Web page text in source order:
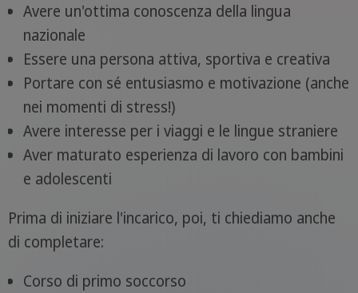
Avere un'ottima conoscenza della lingua
nazionale
Essere una persona attiva, sportiva e creativa
Portare con sé entusiasmo e motivazione (anche
nei momenti di stress!)
Avere interesse per i viaggi e le lingue straniere
Aver maturato esperienza di lavoro con bambini
e adolescenti
Prima di iniziare l'incarico, poi, ti chiediamo anche
di completare:
Corso di primo soccorso